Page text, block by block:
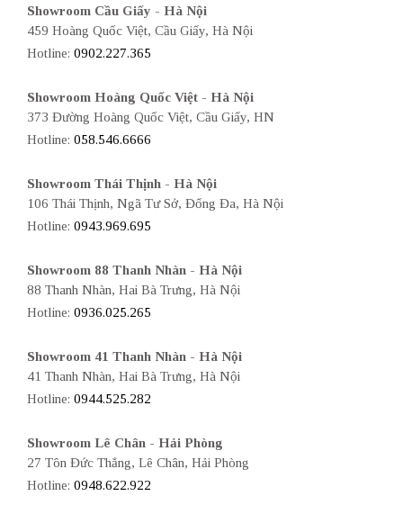
Showroom Cầu Giấy - Hà Nội
459 Hoàng Quốc Việt, Cầu Giấy, Hà Nội
Hotline: 0902.227.365
Showroom Hoàng Quốc Việt - Hà Nội
373 Đường Hoàng Quốc Việt, Cầu Giấy, HN
Hotline: 058.546.6666
Showroom Thái Thịnh - Hà Nội
106 Thái Thịnh, Ngã Tư Sở, Đống Đa, Hà Nội
Hotline: 0943.969.695
Showroom 88 Thanh Nhàn - Hà Nội
88 Thanh Nhàn, Hai Bà Trưng, Hà Nội
Hotline: 0936.025.265
Showroom 41 Thanh Nhàn - Hà Nội
41 Thanh Nhàn, Hai Bà Trưng, Hà Nội
Hotline: 0944.525.282
Showroom Lê Chân - Hải Phòng
27 Tôn Đức Thắng, Lê Chân, Hải Phòng
Hotline: 0948.622.922